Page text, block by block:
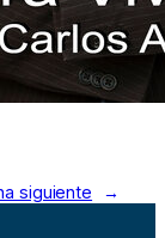
siguiente →